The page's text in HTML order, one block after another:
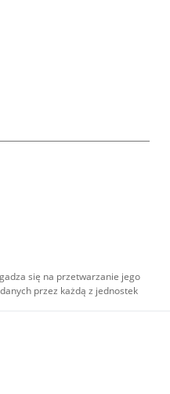
się na przetwarzanie jego
przez każdą z jednostek